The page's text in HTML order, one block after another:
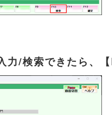
力/検索できたら、